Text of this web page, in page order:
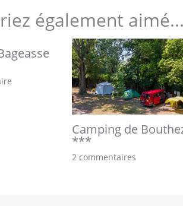
également aimé...
Camping de
***
2 commentaires